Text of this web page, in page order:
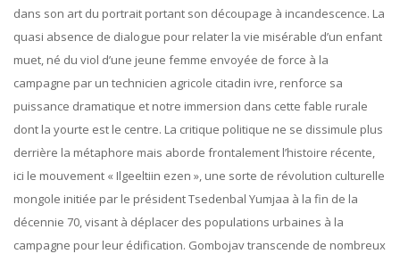
dans son art du portrait portant son découpage à incandescence. La
quasi absence de dialogue pour relater la vie misérable d’un enfant
muet, né du viol d’une jeune femme envoyée de force à la
campagne par un technicien agricole citadin ivre, renforce sa
puissance dramatique et notre immersion dans cette fable rurale
dont la yourte est le centre. La critique politique ne se dissimule plus
derrière la métaphore mais aborde frontalement l’histoire récente,
ici le mouvement « Ilgeeltiin ezen », une sorte de révolution culturelle
mongole initiée par le président Tsedenbal Yumjaa à la fin de la
décennie 70, visant à déplacer des populations urbaines à la
campagne pour leur édification. Gombojav transcende de nombreux